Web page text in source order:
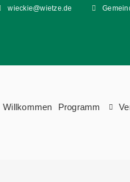
wieckie@wietze.de
Willkommen Programm